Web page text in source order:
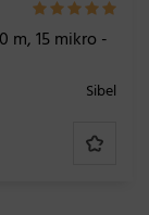
m, 15 mikro -
Sibel